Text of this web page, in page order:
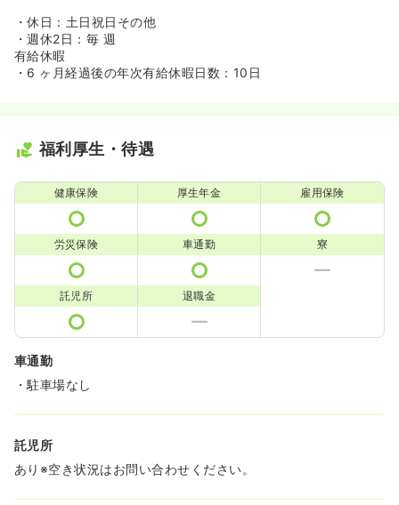
・休日：土日祝日その他
・週休2日：毎 週
有給休暇
・6 ヶ月経過後の年次有給休暇日数：10日
福利厚生・待遇
健康保険 厚生年金 雇用保険
労災保険 車通勤 寮
託児所 退職金
車通勤
・駐車場なし
託児所
あり※空き状況はお問い合わせください。